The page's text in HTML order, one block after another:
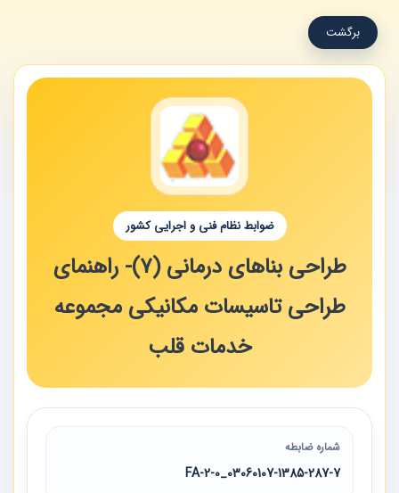
برگشت
ضوابط نظام فنی و اجرایی کشور
طراحی بناهای درمانی (7)- راهنمای
طراحی تاسیسات مکانیکی مجموعه
خدمات قلب
شماره ضابطه
03060107-1385-287-7_2-0-FA